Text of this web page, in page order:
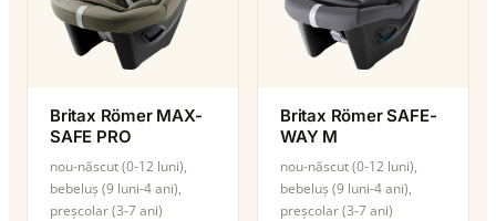
Britax Römer MAX-
SAFE PRO
nou-născut (0-12 luni),
bebeluș (9 luni-4 ani),
preșcolar (3-7 ani)
Britax Römer SAFE-
WAY M
nou-născut (0-12 luni),
bebeluș (9 luni-4 ani),
preșcolar (3-7 ani)